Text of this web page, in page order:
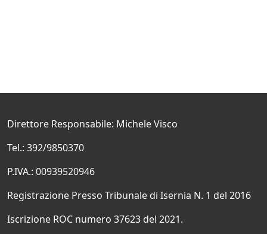
Direttore Responsabile: Michele Visco
Tel.: 392/9850370
P.IVA.: 00939520946
Registrazione Presso Tribunale di Isernia N. 1 del 2016
Iscrizione ROC numero 37623 del 2021.